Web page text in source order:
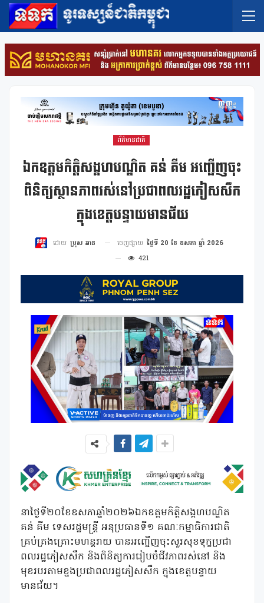
ព័ត៌មានជាតិ
ឯកឧត្តមកិត្តិសង្គហបណ្ឌិត គន់ គីម អញ្ជើញចុះ
ពិនិត្យស្ថានភាពរស់នៅប្រជាពលរដ្ឋភៀសសឹក
ក្នុងខេត្តបន្ទាយមានជ័យ
ដោយ ប្រុស អាន ចេញផ្សាយ ថ្ងៃទី 20 ខែ ឧសភា ឆ្នាំ 2026
421
នាថ្ងៃទី២០ខែឧសភាឆ្នាំ២០២៦ឯកឧត្តមកិត្តិសង្គហបណ្ឌិត
គន់ គីម ទេសរដ្ឋមន្រ្តី អនុប្រធានទី១ គណៈកម្មាធិការជាតិ
គ្រប់គ្រងគ្រោះមហន្តរាយ បានអញ្ជើញចុះសួរសុខទុក្ខប្រជា
ពលរដ្ឋភៀសសឹក និងពិនិត្យការរៀបចំជីវភាពរស់នៅ និង
មុខរបរតាមខ្នងប្រជាពលរដ្ឋភៀសសឹក ក្នុងខេត្តបន្ទាយ
មានជ័យ។